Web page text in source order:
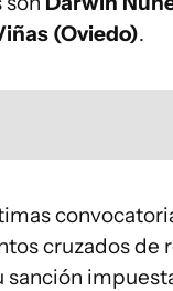
(Oviedo).
cruzados de
sanción